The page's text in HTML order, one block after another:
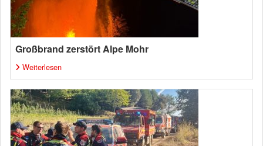
Großbrand zerstört Alpe Mohr
Weiterlesen